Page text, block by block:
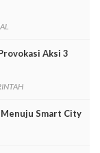
Aksi 3
Menuju Smart City